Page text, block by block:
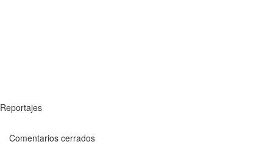
Reportajes
Comentarios cerrados